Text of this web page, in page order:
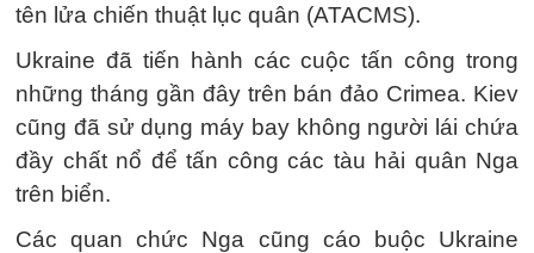
tên lửa chiến thuật lục quân (ATACMS).
Ukraine đã tiến hành các cuộc tấn công trong
những tháng gần đây trên bán đảo Crimea. Kiev
cũng đã sử dụng máy bay không người lái chứa
đầy chất nổ để tấn công các tàu hải quân Nga
trên biển.
Các quan chức Nga cũng cáo buộc Ukraine